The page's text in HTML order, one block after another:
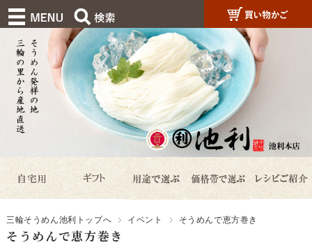
三輪そうめん池利トップへ イベント そうめんで恵方巻き
そうめんで恵方巻き